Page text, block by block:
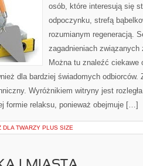
osób, które interesują się
odpoczynku, strefą
rozumianym regeneracją.
zagadnieniach
Można tu znaleźć ciekawe
dla bardziej świadomych odbiorców.
Wyróżnikiem witryny jest
formie relaksu, ponieważ obejmuje […]
DLA TWARZY PLUS SIZE